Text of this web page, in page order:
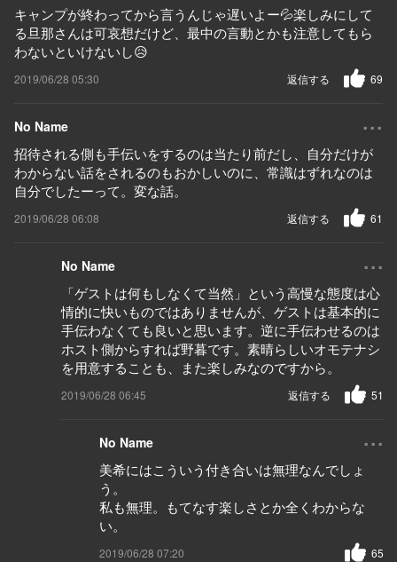
キャンプが終わってから言うんじゃ遅いよー💦楽しみにして
る旦那さんは可哀想だけど、最中の言動とかも注意してもら
わないといけないし😥
2019/06/28 05:30 69
返信する
No Name ...
招待される側も手伝いをするのは当たり前だし、自分だけが
わからない話をされるのもおかしいのに、常識はずれなのは
自分でしたーって。変な話。
2019/06/28 06:08 61
返信する
No Name ...
「ゲストは何もしなくて当然」という高慢な態度は心
情的に快いものではありませんが、ゲストは基本的に
手伝わなくても良いと思います。逆に手伝わせるのは
ホスト側からすれば野暮です。素晴らしいオモテナシ
を用意することも、また楽しみなのですから。
2019/06/28 06:45 51
返信する
No Name ...
美希にはこういう付き合いは無理なんでしょ
う。
私も無理。もてなす楽しさとか全くわからな
い。
2019/06/28 07:20 65